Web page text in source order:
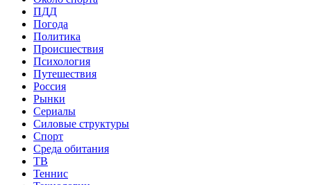
ПДД
Погода
Политика
Происшествия
Психология
Путешествия
Россия
Рынки
Сериалы
Силовые структуры
Спорт
Среда обитания
ТВ
Теннис